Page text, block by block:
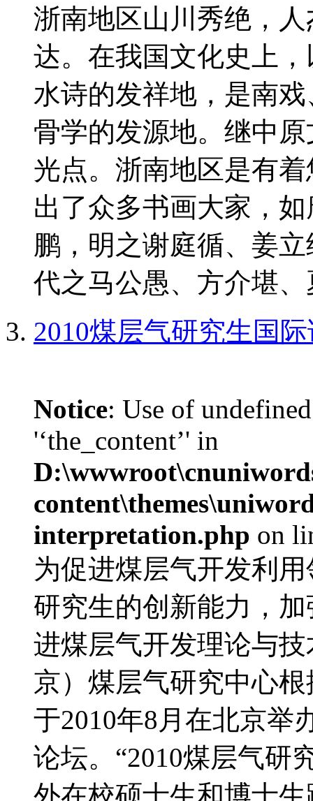
浙南地区山川秀绝，
达。在我国文化史上
水诗的发祥地，是南
骨学的发源地。继中
光点。浙南地区是有
出了众多书画大家，
鹏，明之谢庭循、姜
代之马公愚、方介堪
2010煤层气研究生国
Notice: Use of
'‘the_content’' in
interpretation.php on
为促进煤层气开发利
研究生的创新能力，
进煤层气开发理论与
京）煤层气研究中心
于2010年8月在北京举
论坛。“2010煤层气研